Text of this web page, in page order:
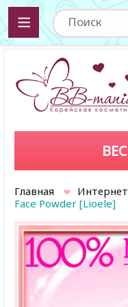
Главная
Face Powder [Lioele]